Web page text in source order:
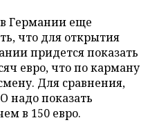
Германии еще
что для открытия
придется показать
евро, что по карману
Для сравнения,
надо показать
в 150 евро.